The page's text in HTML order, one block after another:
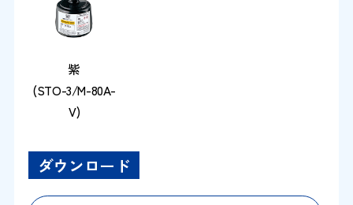
紫
(STO-3/M-80A-
V)
ダウンロード